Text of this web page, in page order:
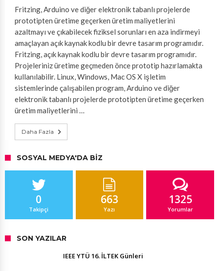
Fritzing, Arduino ve diğer elektronik tabanlı projelerde
prototipten üretime geçerken üretim maliyetlerini
azaltmayı ve çıkabilecek fiziksel sorunları en aza indirmeyi
amaçlayan açık kaynak kodlu bir devre tasarım programıdır.
Fritzing, açık kaynak kodlu bir devre tasarım programıdır.
Projeleriniz üretime geçmeden önce prototip hazırlamakta
kullanılabilir. Linux, Windows, Mac OS X işletim
sistemlerinde çalışabilen program, Arduino ve diğer
elektronik tabanlı projelerde prototipten üretime geçerken
üretim maliyetlerini …
Daha Fazla
SOSYAL MEDYA'DA BIZ
0
Takipçi
663
Yazı
1325
Yorumlar
SON YAZILAR
IEEE YTÜ 16. İLTEK Günleri